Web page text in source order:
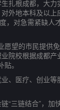
根成都，大力
外地本科及以
，对急需紧缺
望的市民提供
院校根据成都
。
医疗、创业等
链结合”，加